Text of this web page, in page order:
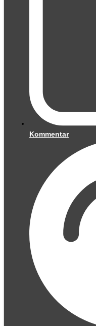
Kommentar